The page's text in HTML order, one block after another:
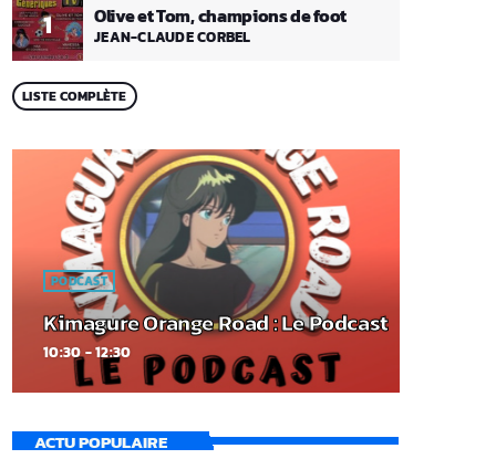
1 Olive et Tom, champions de foot
JEAN-CLAUDE CORBEL
LISTE COMPLÈTE
PODCAST
Kimagure Orange Road : Le Podcast
10:30 - 12:30
ACTU POPULAIRE